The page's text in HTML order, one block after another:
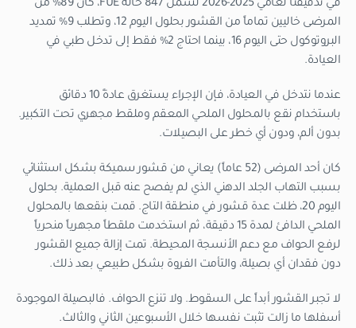
في تدقيقنا لعامي 2025-2026 لشمل 847 حالة FUE، كان 89% من
المرضى خاليين تماماً من القشور بحلول اليوم 12، وتطلب 9% تمديد
البروتوكول حتى اليوم 16، بينما احتاج 2% فقط إلى تدخل طبي في
العيادة.
عندما نتدخل في العيادة، فإن الإجراء يستغرق عادةً 10 دقائق
باستخدام نقع بالمحلول الملحي المعقم وملقط مجهري تحت التكبير.
بدون ألم، ودون أي خطر على البصيلات.
كان أحد المرضى (52 عاماً) يعاني من قشور سميكة بشكل استثنائي
بسبب التهاب الجلد الدهني الذي لم يفصح عنه قبل العملية. بحلول
اليوم 20، ظلت عدة قشور في منطقة التاج. قمت بنقعها بالمحلول
الملحي الدافئ لمدة 15 دقيقة، ثم استخدمت ملقطاً مجهرياً منحرياً
لرفع الحواف مع دعم الأنسجة المحيطة. تمت إزالة جميع القشور
دون فقدان أي بصيلة، والتأمت الفروة بشكل طبيعي بعد ذلك.
لا تجبر القشور أبداً على السقوط. ولا تنزع الحواف. فالبصيلة الموجودة
أسفلها ما زالت تثبت نفسها خلال الأسبوعين الثاني والثالث.